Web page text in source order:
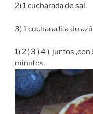
2) 1 cucharada de sal.
3) 1 cucharadita de
1) 2 ) 3 ) 4 ) juntos
minutos.